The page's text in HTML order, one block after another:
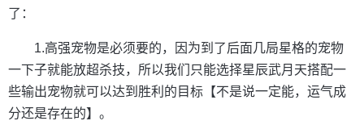
了：
1.高强宠物是必须要的，因为到了后面几局星格的宠物
一下子就能放超杀技，所以我们只能选择星辰武月天搭配一
些输出宠物就可以达到胜利的目标【不是说一定能，运气成
分还是存在的】。